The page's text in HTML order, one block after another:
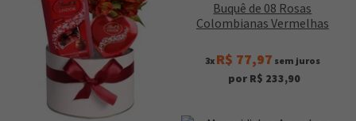
Buquê de 08 Rosas
Colombianas Vermelhas
3x R$ 77,97 sem juros
por R$ 233,90